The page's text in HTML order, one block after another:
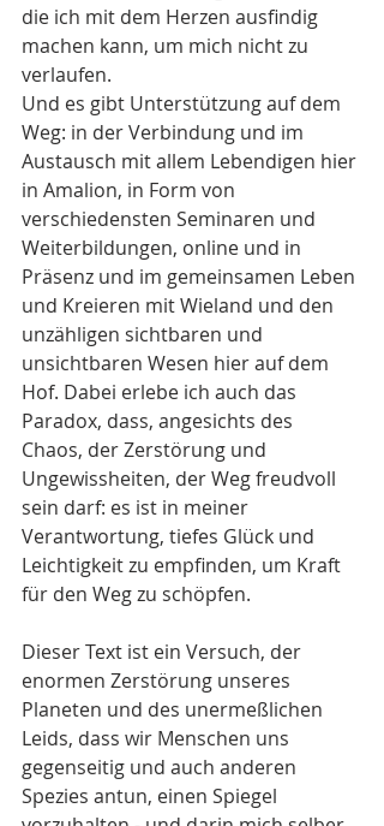
die ich mit dem Herzen ausfindig
machen kann, um mich nicht zu
verlaufen.
Und es gibt Unterstützung auf dem
Weg: in der Verbindung und im
Austausch mit allem Lebendigen hier
in Amalion, in Form von
verschiedensten Seminaren und
Weiterbildungen, online und in
Präsenz und im gemeinsamen Leben
und Kreieren mit Wieland und den
unzähligen sichtbaren und
unsichtbaren Wesen hier auf dem
Hof. Dabei erlebe ich auch das
Paradox, dass, angesichts des
Chaos, der Zerstörung und
Ungewissheiten, der Weg freudvoll
sein darf: es ist in meiner
Verantwortung, tiefes Glück und
Leichtigkeit zu empfinden, um Kraft
für den Weg zu schöpfen.
Dieser Text ist ein Versuch, der
enormen Zerstörung unseres
Planeten und des unermeßlichen
Leids, dass wir Menschen uns
gegenseitig und auch anderen
Spezies antun, einen Spiegel